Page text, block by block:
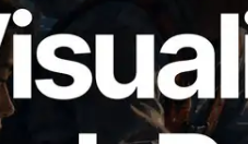
Solana Block
slot ब्लॉक
वैलिडेटर का